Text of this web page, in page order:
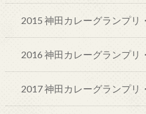
2015 神田カレーグランプリ
2016 神田カレーグランプリ
2017 神田カレーグランプリ